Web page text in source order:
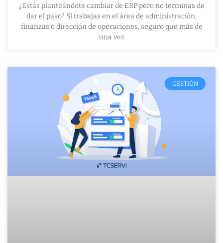
¿Estás planteándote cambiar de ERP pero no terminas de
dar el paso? Si trabajas en el área de administración,
finanzas o dirección de operaciones, seguro que más de
una vez
GESTIÓN